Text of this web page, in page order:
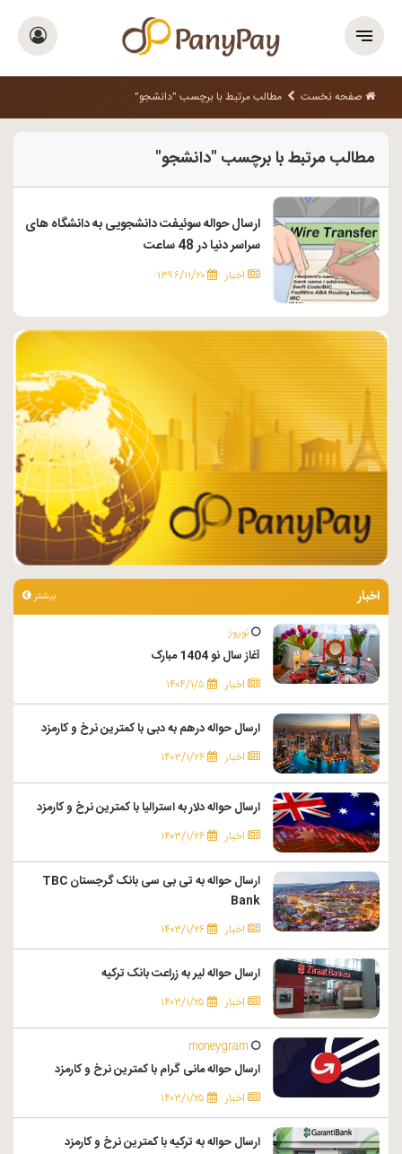
صفحه نخست مطالب مرتبط با برچسب "دانشجو"
مطالب مرتبط با برچسب "دانشجو"
ارسال حواله سوئیفت دانشجویی به دانشگاه های
سراسر دنیا در 48 ساعت
اخبار ۱۳۹۶/۱۱/۲۰
اخبار بیشتر
نوروز
آغاز سال نو 1404 مبارک
اخبار ۱۴۰۴/۱/۵
ارسال حواله درهم به دبی با کمترین نرخ و کارمزد
اخبار ۱۴۰۳/۱/۲۶
ارسال حواله دلار به استرالیا با کمترین نرخ و کارمزد
اخبار ۱۴۰۳/۱/۲۶
ارسال حواله به تی بی سی بانک گرجستان TBC
Bank
اخبار ۱۴۰۳/۱/۲۶
ارسال حواله لیر به زراعت بانک ترکیه
اخبار ۱۴۰۳/۱/۲۵
moneygram
ارسال حواله مانی گرام با کمترین نرخ و کارمزد
اخبار ۱۴۰۳/۱/۲۵
ارسال حواله به ترکیه با کمترین نرخ و کارمزد